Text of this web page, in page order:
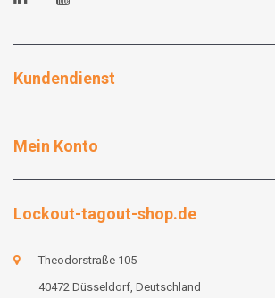
Kundendienst
Mein Konto
Lockout-tagout-shop.de
Theodorstraße 105
40472 Düsseldorf, Deutschland